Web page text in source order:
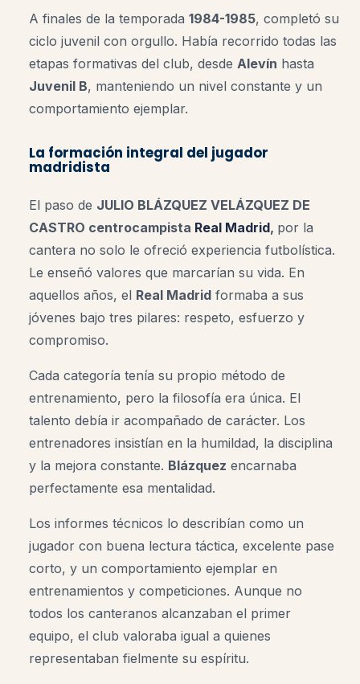
A finales de la temporada 1984-1985, completó su
ciclo juvenil con orgullo. Había recorrido todas las
etapas formativas del club, desde Alevín hasta
Juvenil B, manteniendo un nivel constante y un
comportamiento ejemplar.
La formación integral del jugador
madridista
El paso de JULIO BLÁZQUEZ VELÁZQUEZ DE
CASTRO centrocampista Real Madrid, por la
cantera no solo le ofreció experiencia futbolística.
Le enseñó valores que marcarían su vida. En
aquellos años, el Real Madrid formaba a sus
jóvenes bajo tres pilares: respeto, esfuerzo y
compromiso.
Cada categoría tenía su propio método de
entrenamiento, pero la filosofía era única. El
talento debía ir acompañado de carácter. Los
entrenadores insistían en la humildad, la disciplina
y la mejora constante. Blázquez encarnaba
perfectamente esa mentalidad.
Los informes técnicos lo describían como un
jugador con buena lectura táctica, excelente pase
corto, y un comportamiento ejemplar en
entrenamientos y competiciones. Aunque no
todos los canteranos alcanzaban el primer
equipo, el club valoraba igual a quienes
representaban fielmente su espíritu.